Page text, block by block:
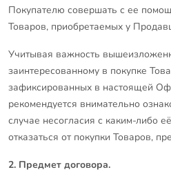
Покупателю совершать с ее
Товаров, приобретаемых у
Учитывая важность
заинтересованному в покупке
зафиксированных в настоящей
рекомендуется внимательно
случае несогласия с каким-либо
отказаться от покупки Товаров,
2. Предмет договора.